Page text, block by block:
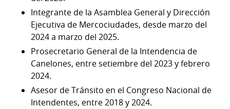
Integrante de la Asamblea General y Dirección
Ejecutiva de Mercociudades, desde marzo del
2024 a marzo del 2025.
Prosecretario General de la Intendencia de
Canelones, entre setiembre del 2023 y febrero
2024.
Asesor de Tránsito en el Congreso Nacional de
Intendentes, entre 2018 y 2024.